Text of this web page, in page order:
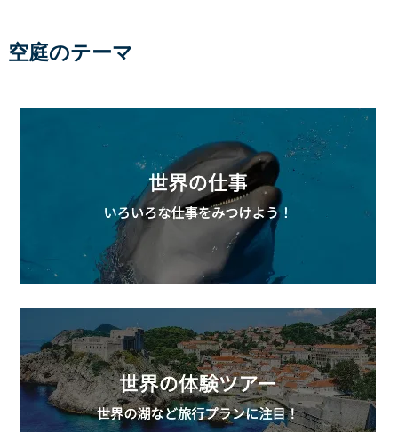
空庭のテーマ